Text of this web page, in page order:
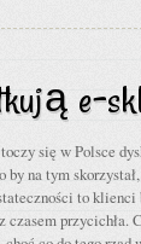
e-
się w Polsce
by na tym
to klienci
czasem przycichła.